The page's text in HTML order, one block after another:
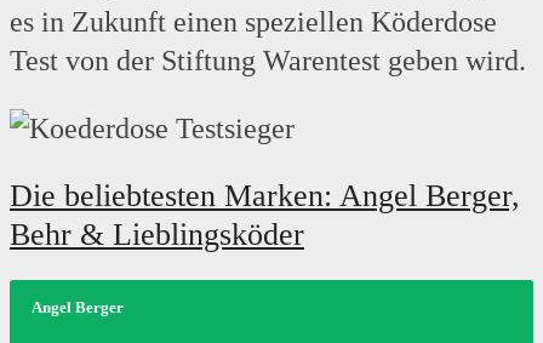
es in Zukunft einen speziellen Köderdose
Test von der Stiftung Warentest geben wird.
Die beliebtesten Marken: Angel Berger,
Behr & Lieblingsköder
Angel Berger